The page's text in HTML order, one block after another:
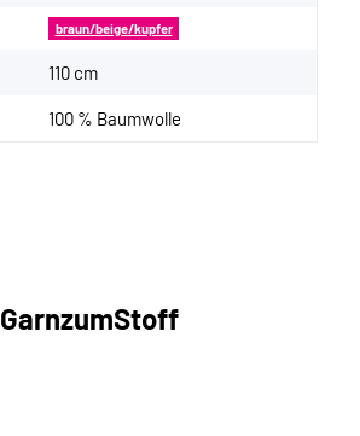
braun/beige/kupfer
110 cm
100 % Baumwolle
GarnzumStoff